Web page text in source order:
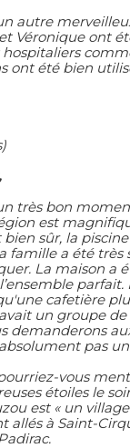
autre
Véronique ont
ont été bien
très bon
est
sûr, la
famille a été très
La maison a
parfait.
cafetière
un groupe
demanderons
pas
vous
étoiles le
est « un
allés à Saint-